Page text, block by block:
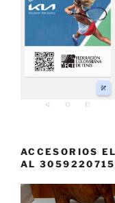
ACCESORIOS
AL 3059220715